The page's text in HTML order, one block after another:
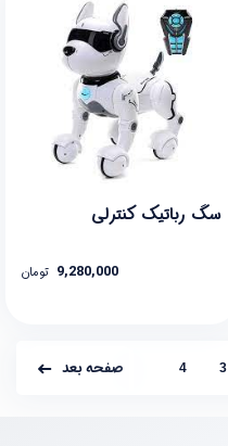
سگ رباتیک کنترلی
9,280,000 تومان
3
4 صفحه بعد